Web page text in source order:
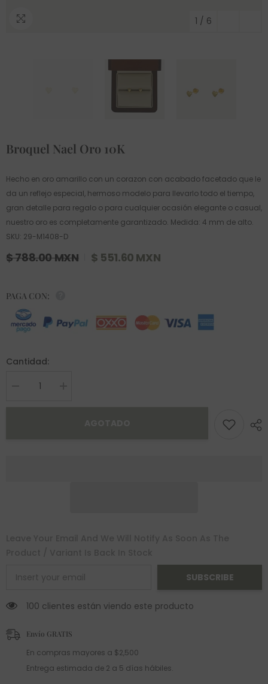
1 / 6
Broquel Nael Oro 10K
Hecho en oro amarillo con un corazon con acabado facetado que le
da un reflejo especial, hermoso modelo para llevarlo todo el tiempo,
gran detalle para regalo o para cualquier ocasión elegante o casual,
nuestro oro es completamente garantizado. Medida: 4 mm de alto.
SKU: 29-M1408-D
$ 788.00 MXN $ 551.60 MXN
PAGA CON:
Cantidad:
Decrease
SUBSCRIBE
100 clientes están viendo este producto
Envío GRATIS
En compras mayores a $2,500
Entrega estimada de 2 a 5 días hábiles.